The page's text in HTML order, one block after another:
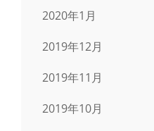
2020年1月
2019年12月
2019年11月
2019年10月